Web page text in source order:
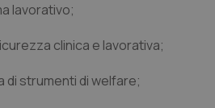
lavorativo;
clinica e lavorativa;
strumenti di welfare;